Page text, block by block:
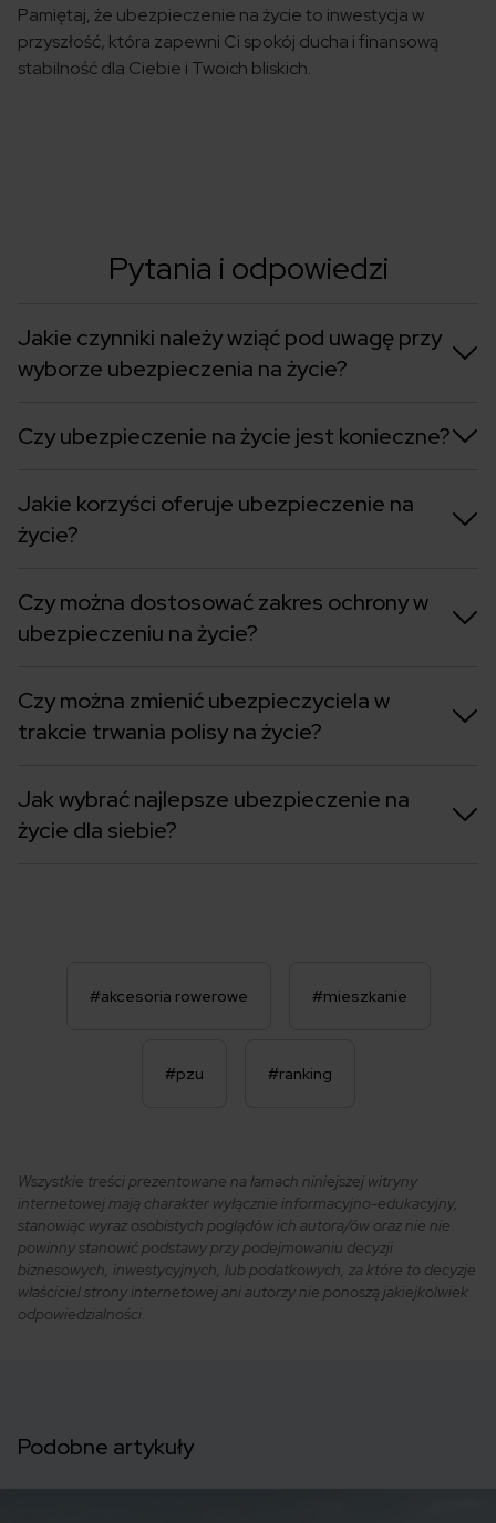
Pamiętaj, że ubezpieczenie na życie to inwestycja w
przyszłość, która zapewni Ci spokój ducha i finansową
stabilność dla Ciebie i Twoich bliskich.
Pytania i odpowiedzi
Jakie czynniki należy wziąć pod uwagę przy
wyborze ubezpieczenia na życie?
Czy ubezpieczenie na życie jest konieczne?
Jakie korzyści oferuje ubezpieczenie na
życie?
Czy można dostosować zakres ochrony w
ubezpieczeniu na życie?
Czy można zmienić ubezpieczyciela w
trakcie trwania polisy na życie?
Jak wybrać najlepsze ubezpieczenie na
życie dla siebie?
#akcesoria rowerowe #mieszkanie
#pzu #ranking
Wszystkie treści prezentowane na łamach niniejszej witryny
internetowej mają charakter wyłącznie informacyjno-edukacyjny,
stanowiąc wyraz osobistych poglądów ich autora/ów oraz nie nie
powinny stanowić podstawy przy podejmowaniu decyzji
biznesowych, inwestycyjnych, lub podatkowych, za które to decyzje
właściciel strony internetowej ani autorzy nie ponoszą jakiejkolwiek
odpowiedzialności.
Podobne artykuły